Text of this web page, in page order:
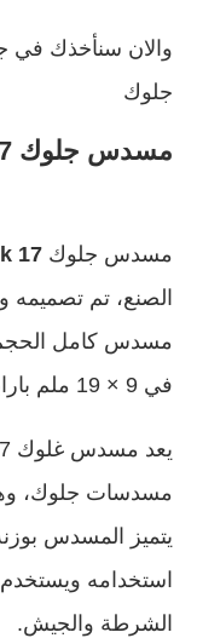
والان سنأخذك في
جلوك
مسدس جلوك 17
مسدس جلوك 17 Glock
الصنع، تم
مسدس كامل
في 9 × 19 ملم بارابيلوم
يعد مسدس غلوك 17
مسدسات جلوك،
يتميز المسدس
استخدامه
الشرطة والجيش.